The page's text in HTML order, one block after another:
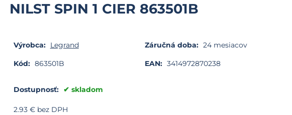
NILST SPIN 1 CIER 863501B
Výrobca: Legrand Záručná doba: 24 mesiacov
Kód: 863501B EAN: 3414972870238
Dostupnosť: skladom
2.93€ bez DPH